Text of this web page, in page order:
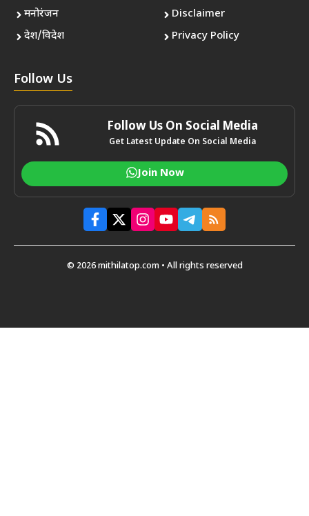
मनोरंजन
देश/विदेश
Disclaimer
Privacy Policy
Follow Us
Follow Us On Social Media
Get Latest Update On Social Media
Join Now
© 2026 mithilatop.com • All rights reserved